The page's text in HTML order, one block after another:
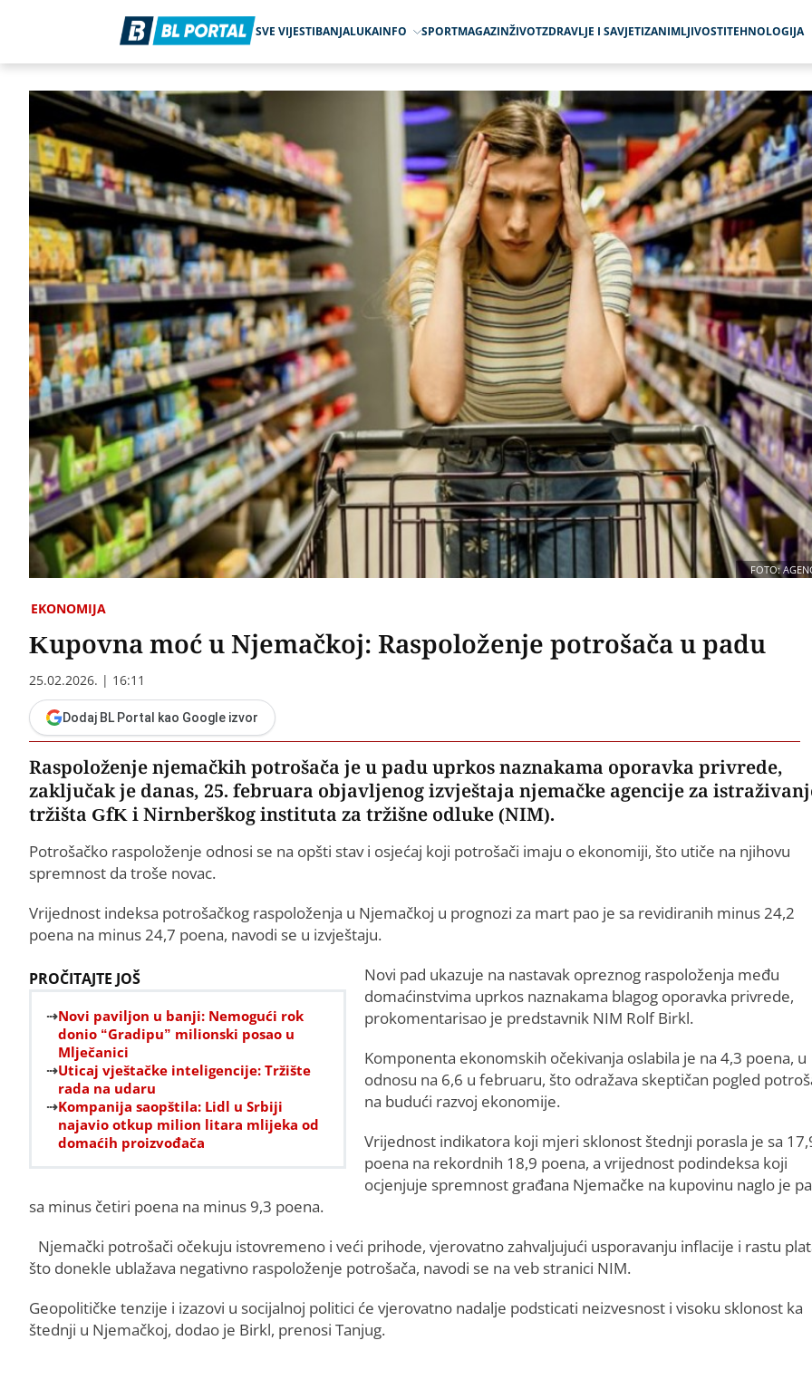
SVE VIJESTIBANJALUKAINFO SPORTMAGAZINŽIVOTZDRAVLJE I SAVJETIZANIMLJIVOSTITEHNOLOGIJA
FOTO:
EKONOMIJA
Kupovna moć u Njemačkoj: Raspoloženje potrošača u padu
25.02.2026. | 16:11
Dodaj BL Portal kao Google izvor
Raspoloženje njemačkih potrošača je u padu uprkos naznakama oporavka privrede,
zaključak je danas, 25. februara objavljenog izvještaja njemačke agencije za
tržišta GfK i Nirnberškog instituta za tržišne odluke (NIM).
Potrošačko raspoloženje odnosi se na opšti stav i osjećaj koji potrošači imaju o ekonomiji, što utiče na njihovu
spremnost da troše novac.
Vrijednost indeksa potrošačkog raspoloženja u Njemačkoj u prognozi za mart pao je sa revidiranih minus 24,2
poena na minus 24,7 poena, navodi se u izvještaju.
PROČITAJTE JOŠ
Novi paviljon u banji: Nemogući rok
donio “Gradipu” milionski posao u
Mlječanici
Uticaj vještačke inteligencije: Tržište
rada na udaru
Kompanija saopštila: Lidl u Srbiji
najavio otkup milion litara mlijeka od
domaćih proizvođača
Novi pad ukazuje na nastavak opreznog raspoloženja među
domaćinstvima uprkos naznakama blagog oporavka privrede,
prokomentarisao je predstavnik NIM Rolf Birkl.
Komponenta ekonomskih očekivanja oslabila je na 4,3 poena, u
odnosu na 6,6 u februaru, što odražava skeptičan pogled
na budući razvoj ekonomije.
Vrijednost indikatora koji mjeri sklonost štednji porasla je sa
poena na rekordnih 18,9 poena, a vrijednost podindeksa koji
ocjenjuje spremnost građana Njemačke na kupovinu naglo je
sa minus četiri poena na minus 9,3 poena.
Njemački potrošači očekuju istovremeno i veći prihode, vjerovatno zahvaljujući usporavanju inflacije i rastu
što donekle ublažava negativno raspoloženje potrošača, navodi se na veb stranici NIM.
Geopolitičke tenzije i izazovi u socijalnoj politici će vjerovatno nadalje podsticati neizvesnost i visoku sklonost ka
štednji u Njemačkoj, dodao je Birkl, prenosi Tanjug.